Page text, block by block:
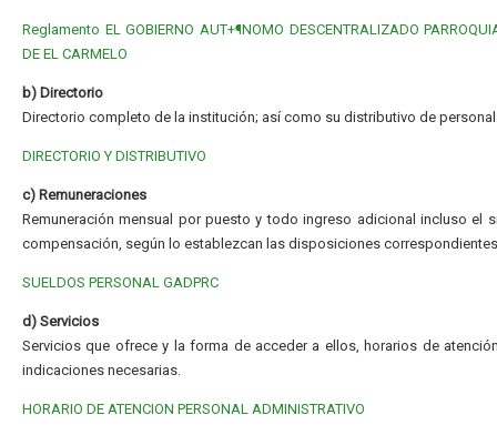
Reglamento EL GOBIERNO AUT+¶NOMO DESCENTRALIZADO
DE EL CARMELO
b) Directorio
Directorio completo de la institución; así como su distributivo de
DIRECTORIO Y DISTRIBUTIVO
c) Remuneraciones
Remuneración mensual por puesto y todo ingreso adicional incluso el
compensación, según lo establezcan las disposiciones
SUELDOS PERSONAL GADPRC
d) Servicios
Servicios que ofrece y la forma de acceder a ellos, horarios de
indicaciones necesarias.
HORARIO DE ATENCION PERSONAL ADMINISTRATIVO